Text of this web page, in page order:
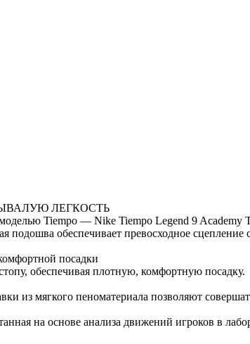
ЛЕГКОСТЬ
Tiempo — Nike Tiempo Legend 9 Academy
подошва обеспечивает превосходное
посадки
обеспечивая плотную, комфортную посадку.
из мягкого пеноматериала позволяют
на основе анализа движений игроков в